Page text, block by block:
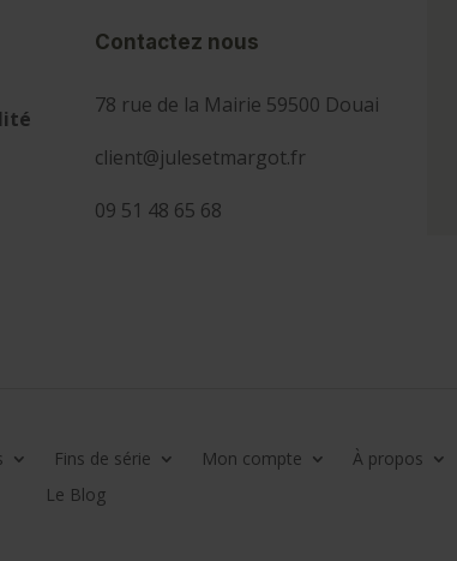
Contactez nous
78 rue de la Mairie 59500 Douai
client@julesetmargot.fr
09 51 48 65 68
Fins de série Mon compte
À propos
Le Blog